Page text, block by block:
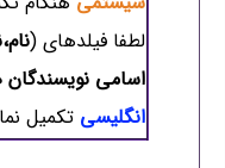
لطفا فیلدهای (
اسامی نویسندگان
انگلیسی تکمیل